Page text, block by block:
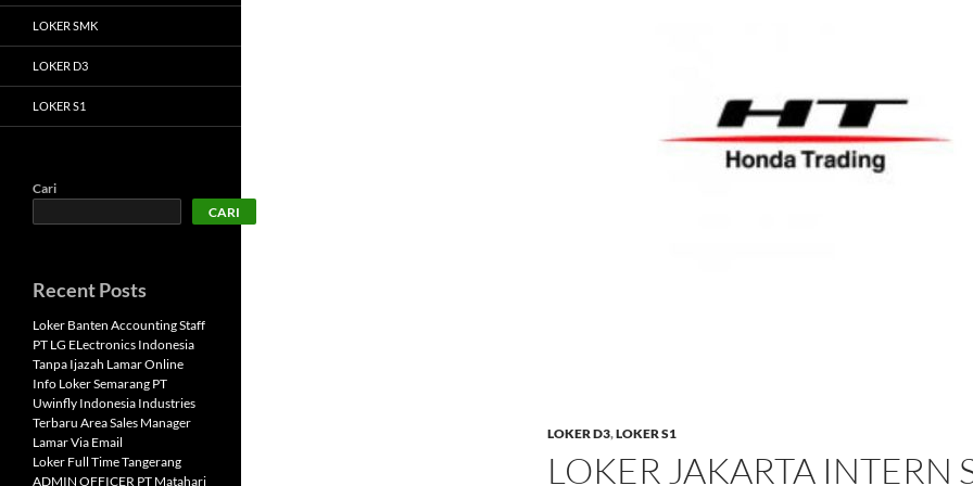
LOKER D3,LOKER S1
LOKER JAKARTA INTERN
LOKER SMK
LOKER D3
LOKER S1
Cari
CARI
Recent Posts
Loker Banten Accounting Staff
PT LG ELectronics Indonesia
Tanpa Ijazah Lamar Online
Info Loker Semarang PT
Uwinfly Indonesia Industries
Terbaru Area Sales Manager
Lamar Via Email
Loker Full Time Tangerang
ADMIN OFFICER PT Matahari